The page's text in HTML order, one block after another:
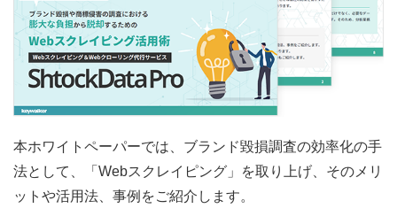
本ホワイトペーパーでは、ブランド毀損調査の効率化の手
法として、「Webスクレイピング」を取り上げ、そのメリ
ットや活用法、事例をご紹介します。